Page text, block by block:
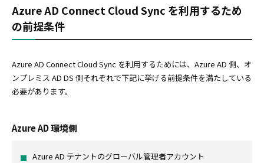
Azure AD Connect Cloud Sync を利用するため
の前提条件
Azure AD Connect Cloud Sync を利用するためには、Azure AD 側、オ
ンプレミス AD DS 側それぞれで下記に挙げる前提条件を満たしている
必要があります。
Azure AD 環境側
Azure AD テナントのグローバル管理者アカウント